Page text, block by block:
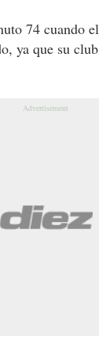
74 cuando
ya que su